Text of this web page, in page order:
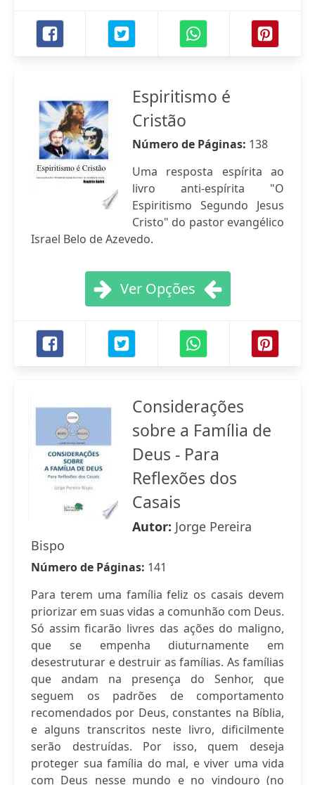
Espiritismo é
Cristão
Número de Páginas: 138
Uma resposta espírita ao
livro anti-espírita "O
Espiritismo Segundo Jesus
Cristo" do pastor evangélico
Israel Belo de Azevedo.
Ver Opções
Considerações
sobre a Família de
Deus - Para
Reflexões dos
Casais
Autor: Jorge Pereira
Bispo
Número de Páginas: 141
Para terem uma família feliz os casais devem
priorizar em suas vidas a comunhão com Deus.
Só assim ficarão livres das ações do maligno,
que se empenha diuturnamente em
desestruturar e destruir as famílias. As famílias
que andam na presença do Senhor, que
seguem os padrões de comportamento
recomendados por Deus, constantes na Bíblia,
e alguns transcritos neste livro, dificilmente
serão destruídas. Por isso, quem deseja
proteger sua família do mal, e viver uma vida
com Deus nesse mundo e no vindouro (no